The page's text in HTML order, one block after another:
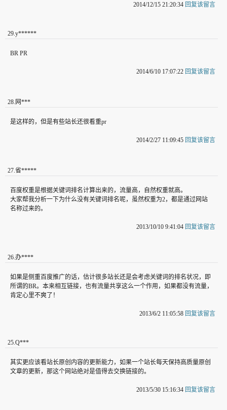
2014/12/15 21:20:34 回复该留言
29.y******
BR PR
2014/6/10 17:07:22 回复该留言
28. 网***
是这样的，但是有些站长还很看重pr
2014/2/27 11:09:45 回复该留言
27.省*****
百度权重是根据关键词排名计算出来的，流量高，自然权重就高。
大家帮我分析一下为什么没有关键词排名呢，虽然权重为2，都是通过网站
名称过来的。
2013/10/10 9:41:04 回复该留言
26.办****
如果是侧重百度推广的话，估计很多站长还是会考虑关键词的排名状况，即
所谓的BR。本来相互链接，也有流量共享这么一个作用，如果都没有流量，
肯定心里不爽了！
2013/6/2 11:05:58 回复该留言
25.Q***
其实更应该看站长原创内容的更新能力，如果一个站长每天保持高质量原创
文章的更新，那这个网站绝对是值得去交换链接的。
2013/5/30 15:16:34 回复该留言